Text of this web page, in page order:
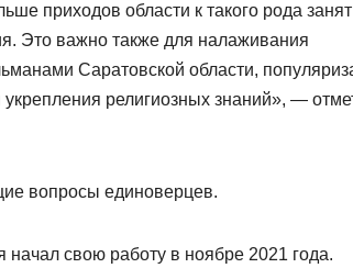
приходов области к такого рода
Это важно также для налаживания
Саратовской области,
религиозных знаний», —
вопросы единоверцев.
начал свою работу в ноябре 2021 года.